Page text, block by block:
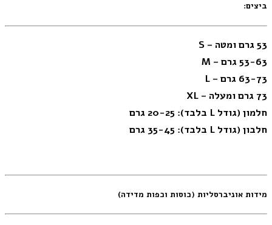
ביצים:
53 גרם ומטה – S
53-63 גרם – M
63-73 גרם – L
73 גרם ומעלה – XL
חלמון (גודל L בלבד): 20-25 גרם
חלבון (גודל L בלבד): 35-45 גרם
מידות אוניברסליות (כוסות וכפות מדידה)